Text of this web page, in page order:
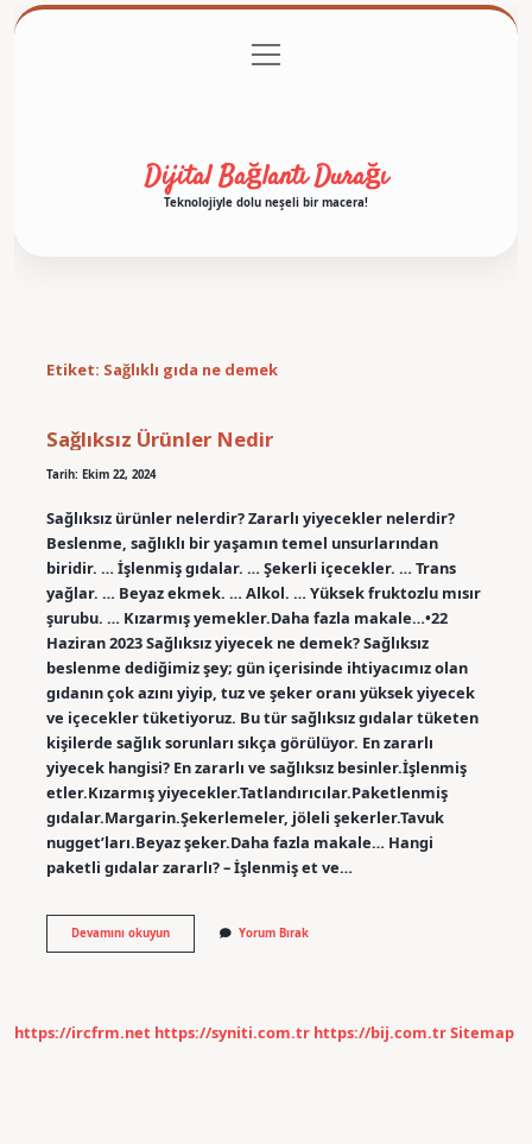
Gizlilik Politikası
menüyü
aç
Dijital Bağlantı Durağı
Teknolojiyle dolu neşeli bir macera!
Etiket: Sağlıklı gıda ne demek
Sağlıksız Ürünler Nedir
Tarih: Ekim 22, 2024
Sağlıksız ürünler nelerdir? Zararlı yiyecekler nelerdir?
Beslenme, sağlıklı bir yaşamın temel unsurlarından
biridir. … İşlenmiş gıdalar. … Şekerli içecekler. … Trans
yağlar. … Beyaz ekmek. … Alkol. … Yüksek fruktozlu mısır
şurubu. … Kızarmış yemekler.Daha fazla makale…•22
Haziran 2023 Sağlıksız yiyecek ne demek? Sağlıksız
beslenme dediğimiz şey; gün içerisinde ihtiyacımız olan
gıdanın çok azını yiyip, tuz ve şeker oranı yüksek yiyecek
ve içecekler tüketiyoruz. Bu tür sağlıksız gıdalar tüketen
kişilerde sağlık sorunları sıkça görülüyor. En zararlı
yiyecek hangisi? En zararlı ve sağlıksız besinler.İşlenmiş
etler.Kızarmış yiyecekler.Tatlandırıcılar.Paketlenmiş
gıdalar.Margarin.Şekerlemeler, jöleli şekerler.Tavuk
nugget’ları.Beyaz şeker.Daha fazla makale… Hangi
paketli gıdalar zararlı? – İşlenmiş et ve…
Devamını okuyunSağlıksız
Ürünler
Yorum Bırak
https://ircfrm.net https://syniti.com.tr https://bij.com.trSitemap